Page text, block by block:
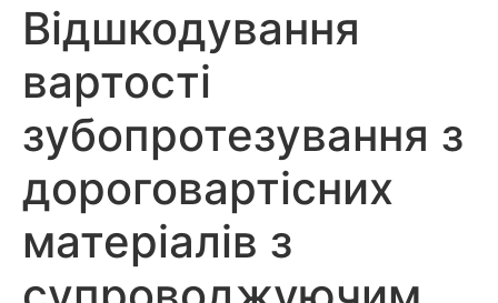
Відшкодування
вартості
зубопротезування з
дороговартісних
матеріалів з